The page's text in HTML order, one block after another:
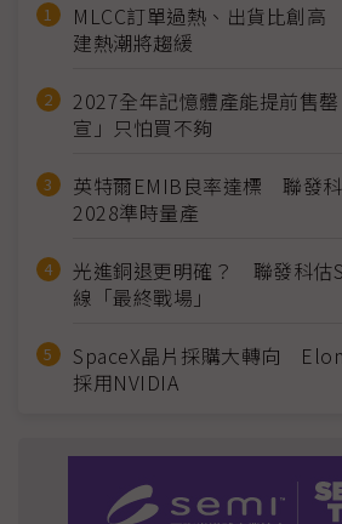
MLCC訂單過熱、出貨比創
建熱潮將趨緩
2027全年記憶體產能提前售
宣」只怕買不夠
英特爾EMIB良率達標 聯發
2028準時量產
光進銅退更明確？ 聯發科估
線「最終戰場」
SpaceX晶片採購大轉向
採用NVIDIA